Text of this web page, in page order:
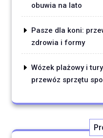
obuwia na lato
Pasze dla koni:
zdrowia i formy
Wózek plażowy i
przewóz sprzętu